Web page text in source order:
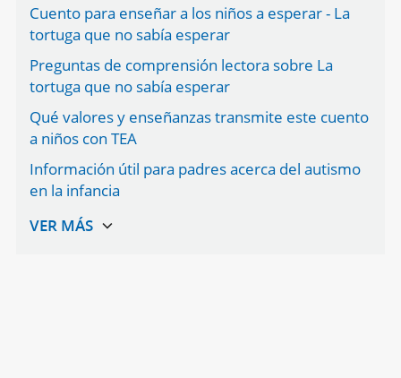
Cuento para enseñar a los niños a esperar - La
tortuga que no sabía esperar
Preguntas de comprensión lectora sobre La
tortuga que no sabía esperar
Qué valores y enseñanzas transmite este cuento
a niños con TEA
Información útil para padres acerca del autismo
en la infancia